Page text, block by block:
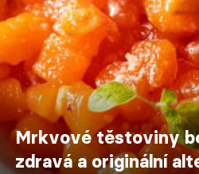
Mrkvové těstoviny
zdravá a originální